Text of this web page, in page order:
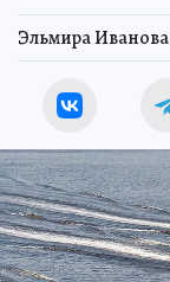
Эльмира Иванова